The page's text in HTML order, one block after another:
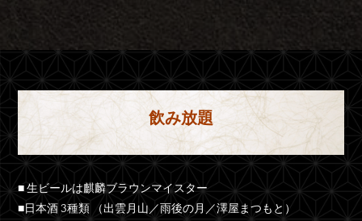
飲み放題
■ 生ビールは麒麟ブラウンマイスター
■日本酒 3種類 （出雲月山／雨後の月／澤屋まつもと）